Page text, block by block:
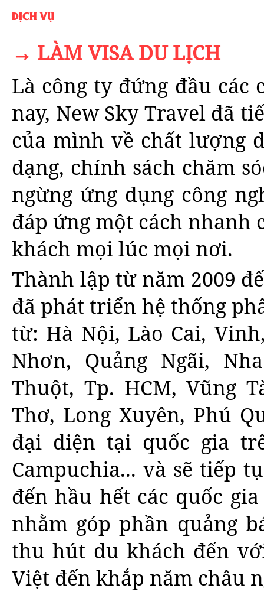
DỊCH VỤ
→ LÀM VISA DU LỊCH
Là công ty đứng đầu
nay, New Sky Travel đã
của mình về chất lượng
dạng, chính sách chăm
ngừng ứng dụng công
đáp ứng một cách nhanh
khách mọi lúc mọi nơi.
Thành lập từ năm 2009
đã phát triển hệ thống
từ: Hà Nội, Lào Cai,
Nhơn, Quảng Ngãi,
Thuột, Tp. HCM, Vũng
Thơ, Long Xuyên, Phú
đại diện tại quốc gia
Campuchia... và sẽ tiếp
đến hầu hết các quốc
nhằm góp phần quảng
thu hút du khách đến
Việt đến khắp năm châu